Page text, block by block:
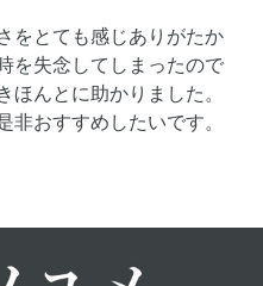
をとても感じありがたか
を失念してしまったので
ほんとに助かりました。
非おすすめしたいです。